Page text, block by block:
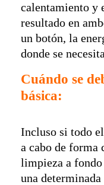
calentamiento y
resultado en
un botón, la
donde se
Cuándo se
básica:
Incluso si todo
a cabo de forma
limpieza a fondo
una